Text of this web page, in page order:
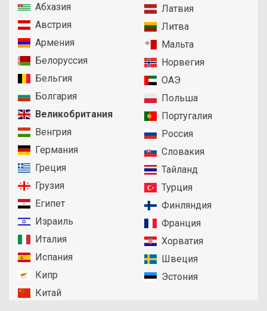
Абхазия
Австрия
Армения
Белоруссия
Бельгия
Болгария
Великобритания
Венгрия
Германия
Греция
Грузия
Египет
Израиль
Италия
Испания
Кипр
Китай
Латвия
Литва
Мальта
Норвегия
ОАЭ
Польша
Португалия
Россия
Словакия
Тайланд
Турция
Финляндия
Франция
Хорватия
Швеция
Эстония